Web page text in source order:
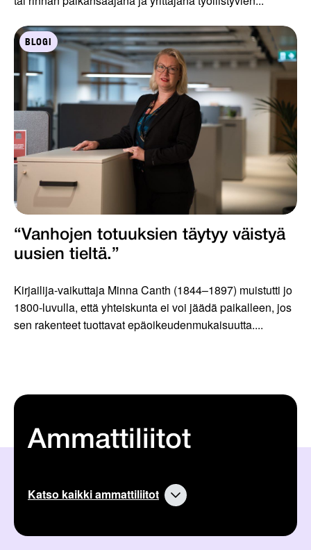
BLOGI
“Vanhojen totuuksien täytyy väistyä
uusien tieltä.”
Kirjailija-vaikuttaja Minna Canth (1844–1897) muistutti jo
1800-luvulla, että yhteiskunta ei voi jäädä paikalleen, jos
sen rakenteet tuottavat epäoikeudenmukaisuutta....
Ammattiliitot
Katso kaikki ammattiliitot